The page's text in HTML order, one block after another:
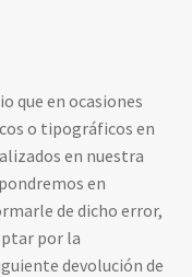
que en ocasiones
o tipográficos en
en nuestra
en
de dicho error,
por la
devolución de